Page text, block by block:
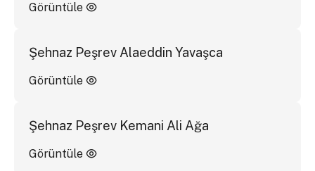
Görüntüle
Şehnaz Peşrev Alaeddin Yavaşca
Görüntüle
Şehnaz Peşrev Kemani Ali Ağa
Görüntüle